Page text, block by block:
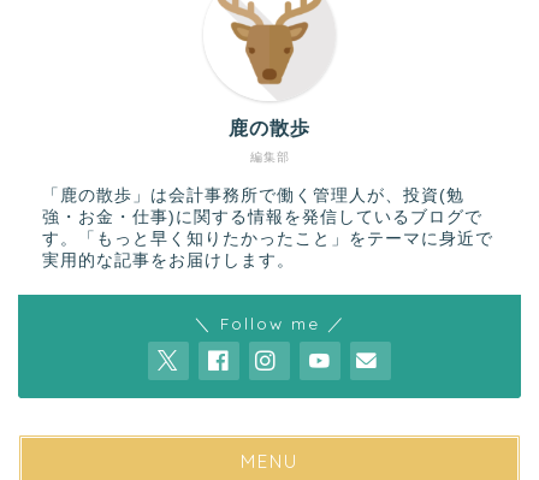
編集部
鹿の散歩
「鹿の散歩」は会計事務所で働く管理人が、投資(勉
強・お金・仕事)に関する情報を発信しているブログで
す。「もっと早く知りたかったこと」をテーマに身近で
実用的な記事をお届けします。
＼ Follow me ／
MENU